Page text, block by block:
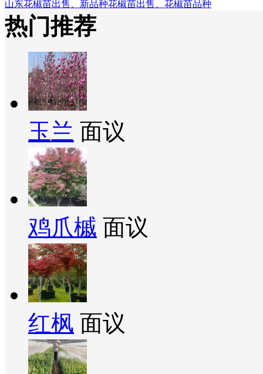
山东花椒苗出售、新品种花椒苗出售、花椒苗品种
热门推荐
玉兰 面议
鸡爪槭 面议
红枫 面议